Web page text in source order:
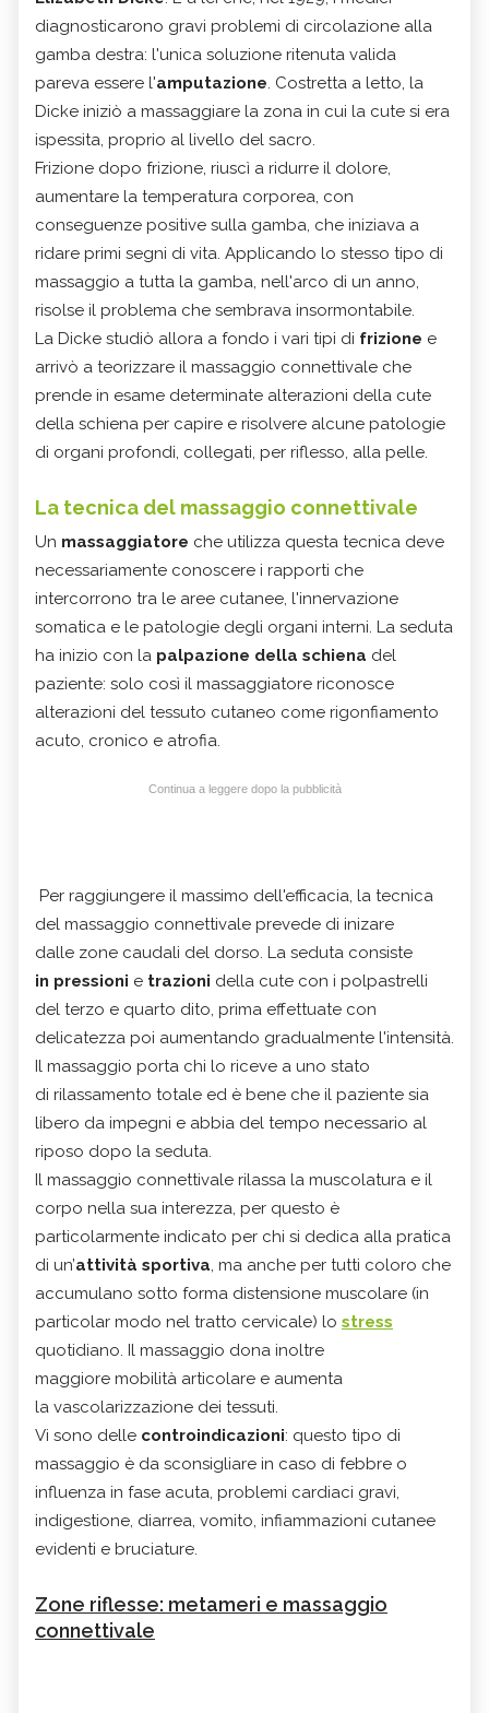
diagnosticarono gravi problemi di circolazione alla
gamba destra: l'unica soluzione ritenuta valida
pareva essere l'amputazione. Costretta a letto, la
Dicke iniziò a massaggiare la zona in cui la cute si era
ispessita, proprio al livello del sacro.
Frizione dopo frizione, riuscì a ridurre il dolore,
aumentare la temperatura corporea, con
conseguenze positive sulla gamba, che iniziava a
ridare primi segni di vita. Applicando lo stesso tipo di
massaggio a tutta la gamba, nell'arco di un anno,
risolse il problema che sembrava insormontabile.
La Dicke studiò allora a fondo i vari tipi di frizione e
arrivò a teorizzare il massaggio connettivale che
prende in esame determinate alterazioni della cute
della schiena per capire e risolvere alcune patologie
di organi profondi, collegati, per riflesso, alla pelle.
La tecnica del massaggio connettivale
Un massaggiatore che utilizza questa tecnica deve
necessariamente conoscere i rapporti che
intercorrono tra le aree cutanee, l'innervazione
somatica e le patologie degli organi interni. La seduta
ha inizio con la palpazione della schiena del
paziente: solo così il massaggiatore riconosce
alterazioni del tessuto cutaneo come rigonfiamento
acuto, cronico e atrofia.
Continua a leggere dopo la pubblicità
Per raggiungere il massimo dell'efficacia, la tecnica
del massaggio connettivale prevede di inizare
dalle zone caudali del dorso. La seduta consiste
in pressioni e trazioni della cute con i polpastrelli
del terzo e quarto dito, prima effettuate con
delicatezza poi aumentando gradualmente l'intensità.
Il massaggio porta chi lo riceve a uno stato
di rilassamento totale ed è bene che il paziente sia
libero da impegni e abbia del tempo necessario al
riposo dopo la seduta.
Il massaggio connettivale rilassa la muscolatura e il
corpo nella sua interezza, per questo è
particolarmente indicato per chi si dedica alla pratica
di un’attività sportiva, ma anche per tutti coloro che
accumulano sotto forma distensione muscolare (in
particolar modo nel tratto cervicale) lo stress
quotidiano. Il massaggio dona inoltre
maggiore mobilità articolare e aumenta
la vascolarizzazione dei tessuti.
Vi sono delle controindicazioni: questo tipo di
massaggio è da sconsigliare in caso di febbre o
influenza in fase acuta, problemi cardiaci gravi,
indigestione, diarrea, vomito, infiammazioni cutanee
evidenti e bruciature.
Zone riflesse: metameri e massaggio
connettivale